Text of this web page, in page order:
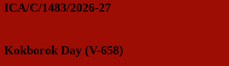
ICA/C/1483/2026-27
Kokborok Day (V-658)